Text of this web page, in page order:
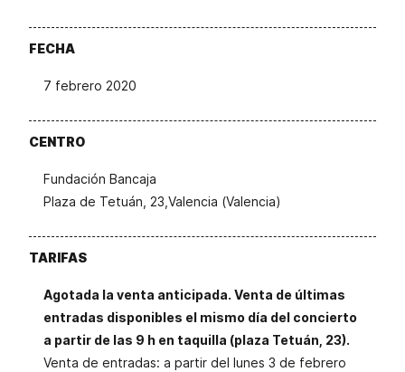
FECHA
7 febrero 2020
CENTRO
Fundación Bancaja
Plaza de Tetuán, 23,Valencia (Valencia)
TARIFAS
Agotada la venta anticipada. Venta de últimas
entradas disponibles el mismo día del concierto
a partir de las 9 h en taquilla (plaza Tetuán, 23).
Venta de entradas: a partir del lunes 3 de febrero